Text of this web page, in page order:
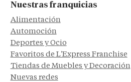
Nuestras franquicias
Alimentación
Automoción
Deportes y Ocio
Favoritos de L'Express Franchise
Tiendas de Muebles y Decoración
Nuevas redes